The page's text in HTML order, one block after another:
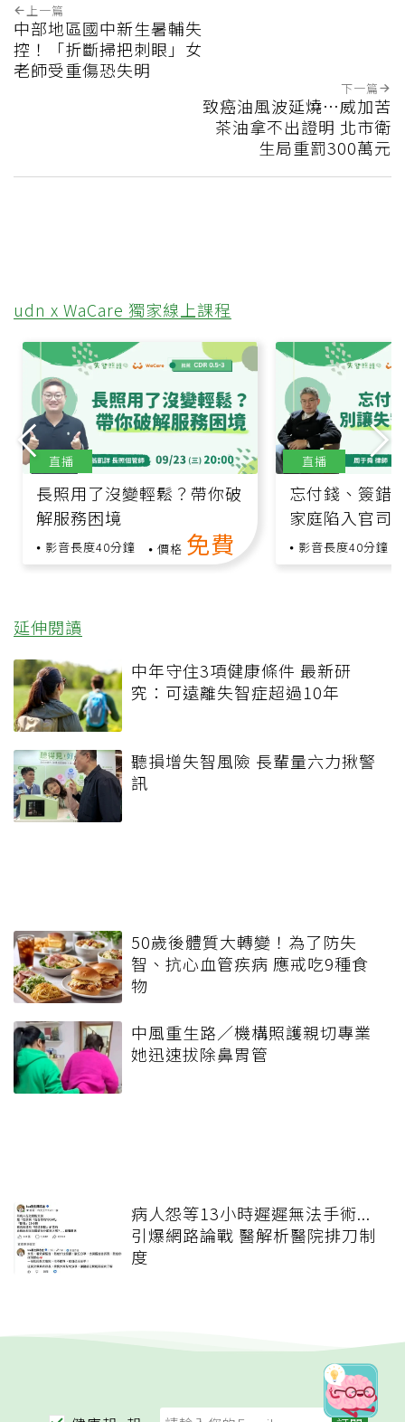
上一篇
中部地區國中新生暑輔失
控！「折斷掃把刺眼」女
老師受重傷恐失明
下一篇
致癌油風波延燒…威加苦
茶油拿不出證明 北市衛
生局重罰300萬元
udn x WaCare 獨家線上課程
長照用了沒變輕鬆？帶你破
解服務困境
影音長度40分鐘 價格 免費
直播
忘付錢、簽錯
家庭陷入官司
影音長度40分鐘
直播
延伸閱讀
中年守住3項健康條件 最新研
究：可遠離失智症超過10年
聽損增失智風險 長輩量六力揪警
訊
50歲後體質大轉變！為了防失
智、抗心血管疾病 應戒吃9種食
物
中風重生路／機構照護親切專業
她迅速拔除鼻胃管
病人怨等13小時遲遲無法手術...
引爆網路論戰 醫解析醫院排刀制
度